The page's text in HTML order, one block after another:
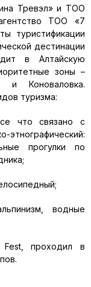
Тревэл» и ТОО
ТОО «7
туристификации
дестинации
в Алтайскую
зоны –
и Коноваловка.
туризма:
что связано с
прогулки по
водные
Fest, проходил в